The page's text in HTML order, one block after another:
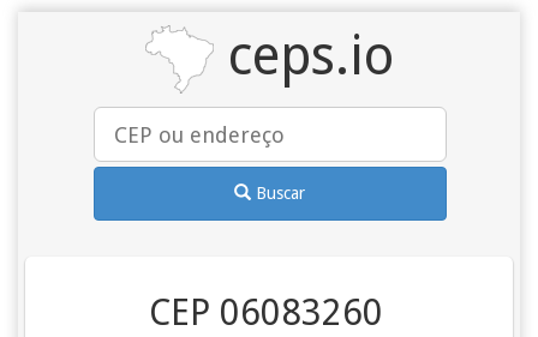
ceps.io
Buscar
CEP 06083260